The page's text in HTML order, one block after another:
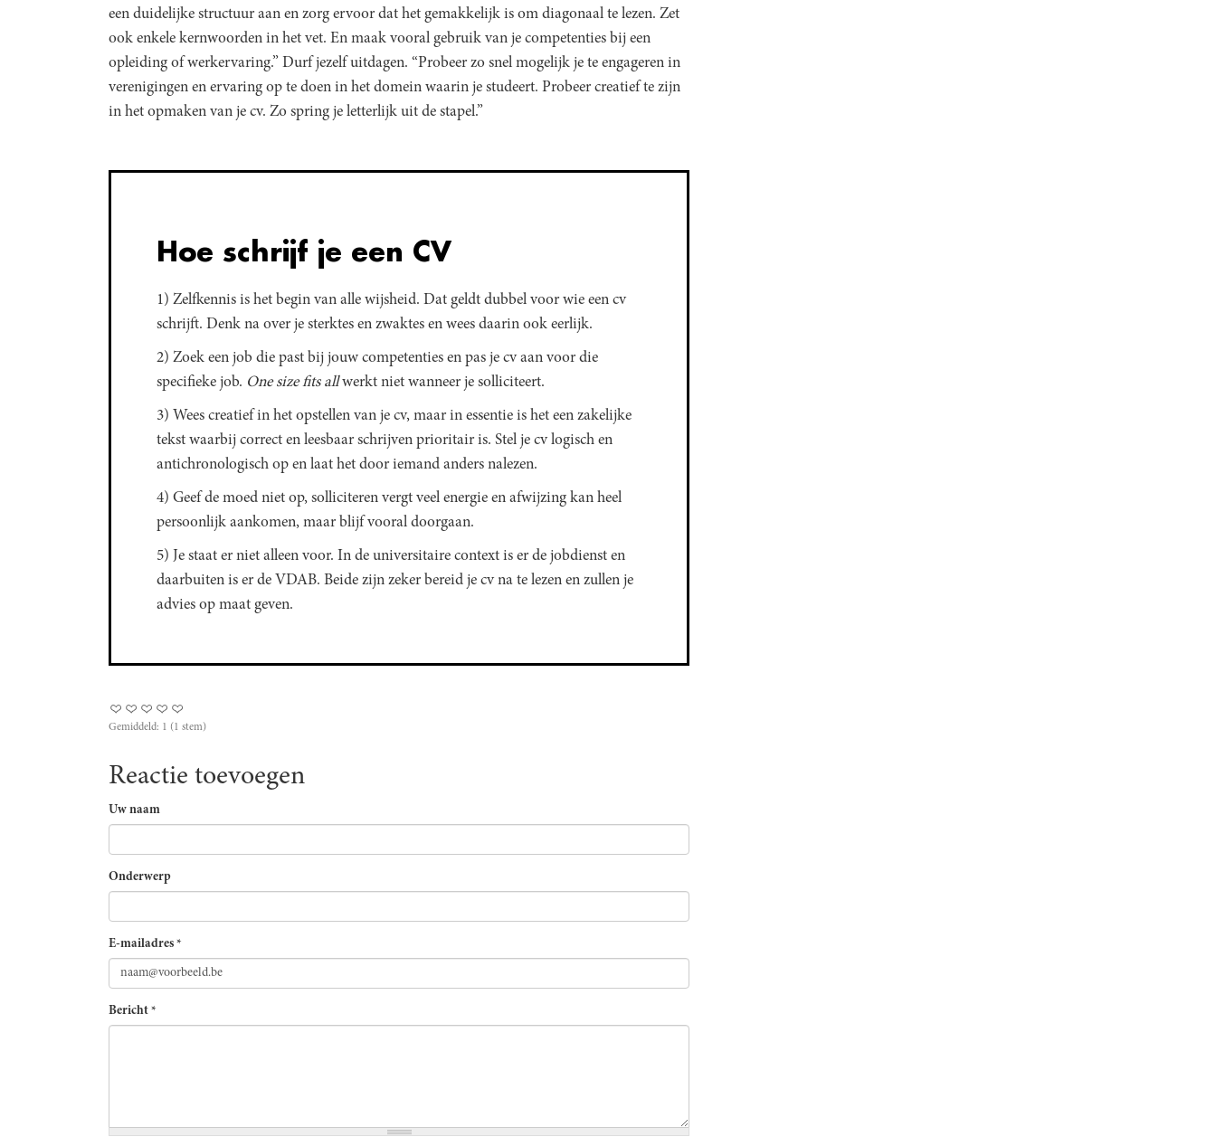
een duidelijke structuur aan en zorg ervoor dat het gemakkelijk is om diagonaal te lezen. Zet
ook enkele kernwoorden in het vet. En maak vooral gebruik van je competenties bij een
opleiding of werkervaring.” Durf jezelf uitdagen. “Probeer zo snel mogelijk je te engageren in
verenigingen en ervaring op te doen in het domein waarin je studeert. Probeer creatief te zijn
in het opmaken van je cv. Zo spring je letterlijk uit de stapel.”
Hoe schrijf je een CV
1) Zelfkennis is het begin van alle wijsheid. Dat geldt dubbel voor wie een cv
schrijft. Denk na over je sterktes en zwaktes en wees daarin ook eerlijk.
2) Zoek een job die past bij jouw competenties en pas je cv aan voor die
specifieke job. One size fits allwerkt niet wanneer je solliciteert.
3) Wees creatief in het opstellen van je cv, maar in essentie is het een zakelijke
tekst waarbij correct en leesbaar schrijven prioritair is. Stel je cv logisch en
antichronologisch op en laat het door iemand anders nalezen.
4) Geef de moed niet op, solliciteren vergt veel energie en afwijzing kan heel
persoonlijk aankomen, maar blijf vooral doorgaan.
5) Je staat er niet alleen voor. In de universitaire context is er de jobdienst en
daarbuiten is er de VDAB. Beide zijn zeker bereid je cv na te lezen en zullen je
advies op maat geven.
Gemiddeld: 1 (1 stem)
Reactie toevoegen
Uw naam
Onderwerp
E-mailadres *
Bericht *